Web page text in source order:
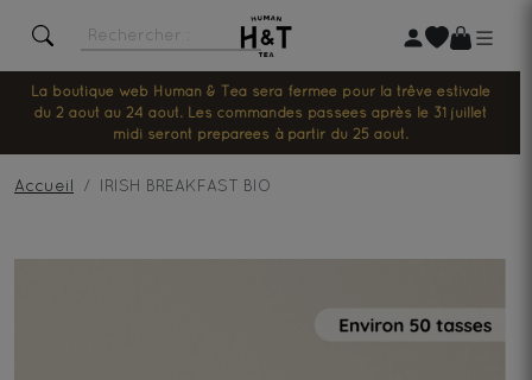
La boutique web Human & Tea sera fermée pour la trêve estivale
du 2 août au 24 août. Les commandes passées après le 31 juillet
midi seront préparées à partir du 25 août.
Accueil IRISH BREAKFAST BIO